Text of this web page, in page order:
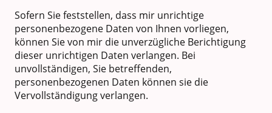
Sofern Sie feststellen, dass mir unrichtige
personenbezogene Daten von Ihnen vorliegen,
können Sie von mir die unverzügliche Berichtigung
dieser unrichtigen Daten verlangen. Bei
unvollständigen, Sie betreffenden,
personenbezogenen Daten können sie die
Vervollständigung verlangen.